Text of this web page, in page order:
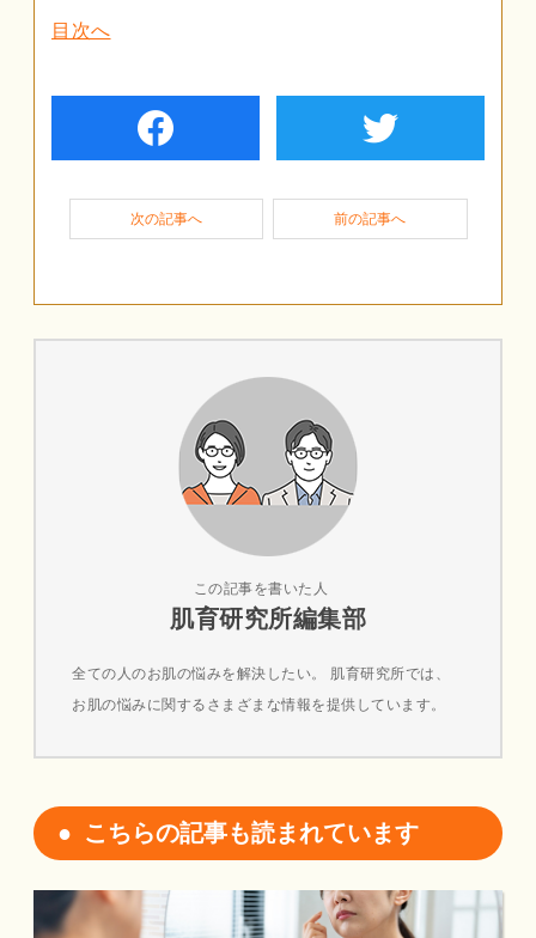
目次へ
facebook twiter
次の記事へ 前の記事へ
この記事を書いた人
肌育研究所編集部
全ての人のお肌の悩みを解決したい。 肌育研究所では、
お肌の悩みに関するさまざまな情報を提供しています。
こちらの記事も読まれています